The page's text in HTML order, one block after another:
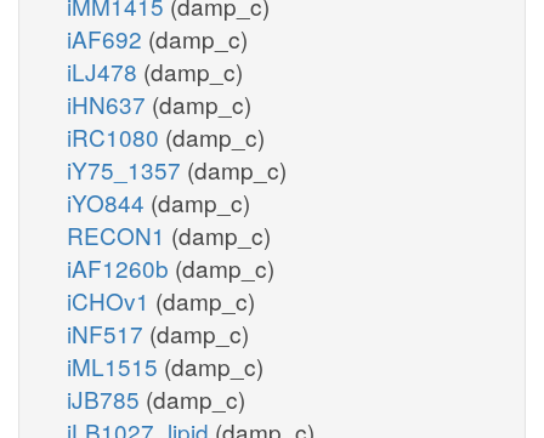
iAF692 (damp_c)
iLJ478 (damp_c)
iHN637 (damp_c)
iRC1080 (damp_c)
iY75_1357 (damp_c)
iYO844 (damp_c)
RECON1 (damp_c)
iAF1260b (damp_c)
iCHOv1 (damp_c)
iNF517 (damp_c)
iML1515 (damp_c)
iJB785 (damp_c)
iLB1027_lipid (damp_c)